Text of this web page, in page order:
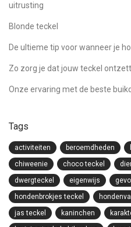
uitrusting
Blonde teckel
De ultieme tip voor wanneer je
Zo zorg je dat jouw teckel
Onze ervaring met de beste
Tags
activiteiten beroemdheden
chiweenie
choco teckel
dwergteckel
eigenwijs
hondenbrokjes teckel
jas teckel
kaninchen